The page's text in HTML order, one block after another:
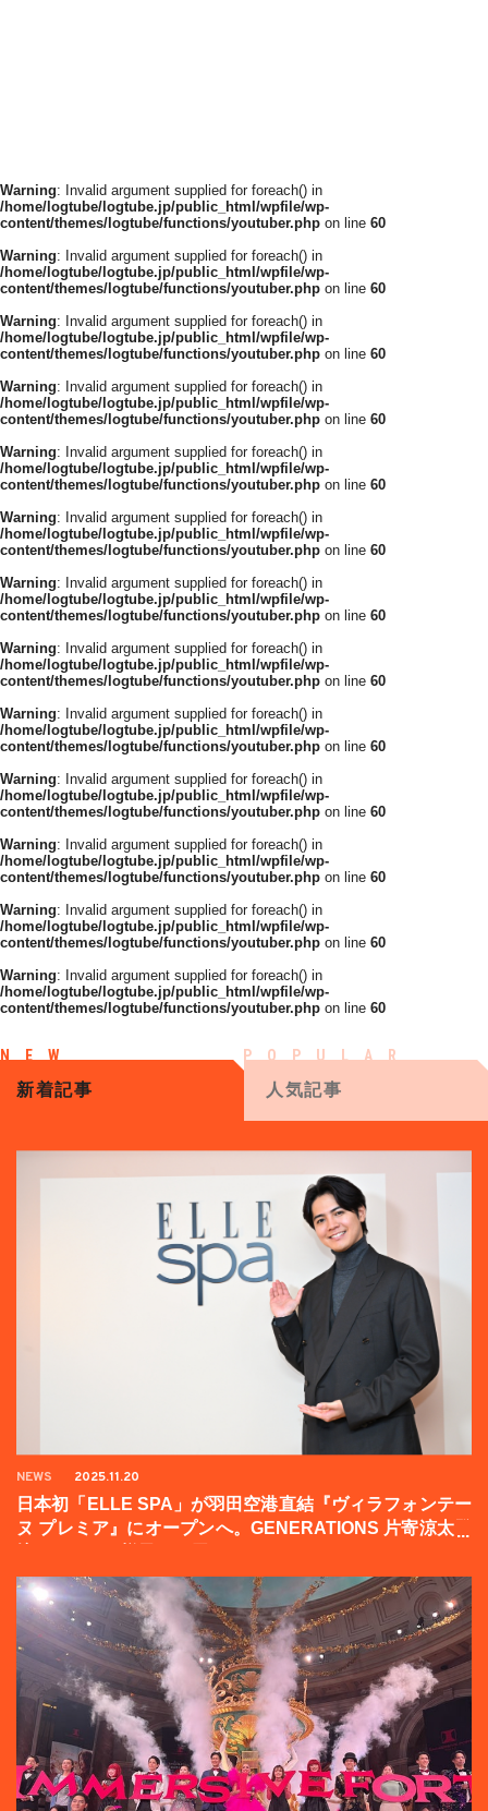
Warning: Invalid argument supplied for foreach() in
/home/logtube/logtube.jp/public_html/wpfile/wp-
content/themes/logtube/functions/youtuber.php on line 60
Warning: Invalid argument supplied for foreach() in
/home/logtube/logtube.jp/public_html/wpfile/wp-
content/themes/logtube/functions/youtuber.php on line 60
Warning: Invalid argument supplied for foreach() in
/home/logtube/logtube.jp/public_html/wpfile/wp-
content/themes/logtube/functions/youtuber.php on line 60
Warning: Invalid argument supplied for foreach() in
/home/logtube/logtube.jp/public_html/wpfile/wp-
content/themes/logtube/functions/youtuber.php on line 60
Warning: Invalid argument supplied for foreach() in
/home/logtube/logtube.jp/public_html/wpfile/wp-
content/themes/logtube/functions/youtuber.php on line 60
Warning: Invalid argument supplied for foreach() in
/home/logtube/logtube.jp/public_html/wpfile/wp-
content/themes/logtube/functions/youtuber.php on line 60
Warning: Invalid argument supplied for foreach() in
/home/logtube/logtube.jp/public_html/wpfile/wp-
content/themes/logtube/functions/youtuber.php on line 60
Warning: Invalid argument supplied for foreach() in
/home/logtube/logtube.jp/public_html/wpfile/wp-
content/themes/logtube/functions/youtuber.php on line 60
Warning: Invalid argument supplied for foreach() in
/home/logtube/logtube.jp/public_html/wpfile/wp-
content/themes/logtube/functions/youtuber.php on line 60
Warning: Invalid argument supplied for foreach() in
/home/logtube/logtube.jp/public_html/wpfile/wp-
content/themes/logtube/functions/youtuber.php on line 60
Warning: Invalid argument supplied for foreach() in
/home/logtube/logtube.jp/public_html/wpfile/wp-
content/themes/logtube/functions/youtuber.php on line 60
Warning: Invalid argument supplied for foreach() in
/home/logtube/logtube.jp/public_html/wpfile/wp-
content/themes/logtube/functions/youtuber.php on line 60
Warning: Invalid argument supplied for foreach() in
/home/logtube/logtube.jp/public_html/wpfile/wp-
content/themes/logtube/functions/youtuber.php on line 60
新着記事 人気記事
NEWS 2025.11.20
日本初「ELLE SPA」が羽田空港直結『ヴィラフォンテー
ヌ プレミア』にオープンへ。GENERATIONS 片寄涼太登